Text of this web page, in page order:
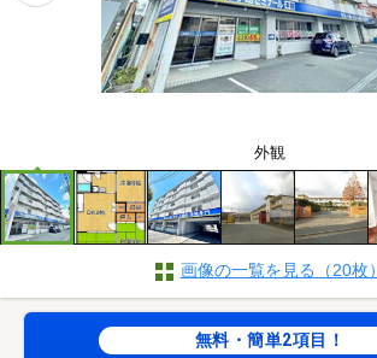
外観
画像の一覧を見る（20枚）
無料・簡単2項目！